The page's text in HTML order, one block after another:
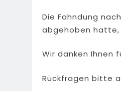
Die Fahndung
abgehoben hatte,
Wir danken Ihnen
Rückfragen bitte